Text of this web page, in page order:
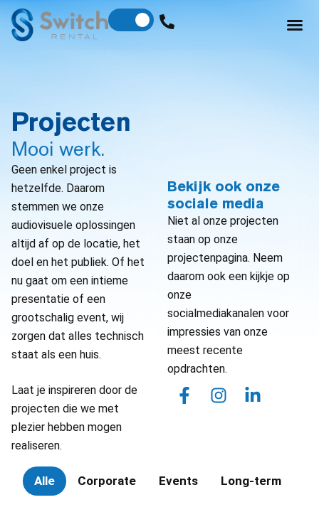
Projecten
Mooi werk.
Geen enkel project is
hetzelfde. Daarom
stemmen we onze
audiovisuele oplossingen
altijd af op de locatie, het
doel en het publiek. Of het
nu gaat om een intieme
presentatie of een
grootschalig event, wij
zorgen dat alles technisch
staat als een huis.
Laat je inspireren door de
projecten die we met
plezier hebben mogen
realiseren.
Bekijk ook onze
sociale media
Niet al onze projecten
staan op onze
projectenpagina. Neem
daarom ook een kijkje op
onze
socialmediakanalen voor
impressies van onze
meest recente
opdrachten.
Corporate Events Long-term
Alle